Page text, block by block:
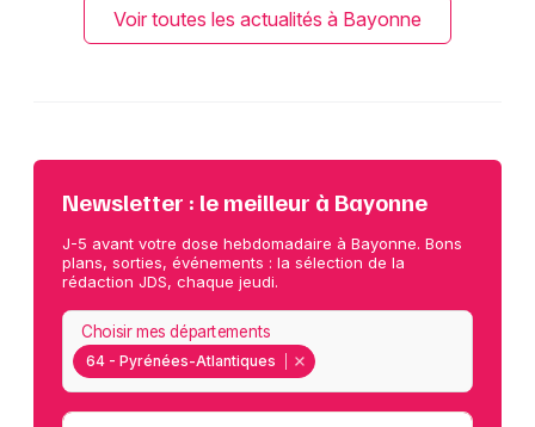
Voir toutes les actualités à Bayonne
Newsletter : le meilleur à Bayonne
J-5 avant votre dose hebdomadaire à Bayonne. Bons
plans, sorties, événements : la sélection de la
rédaction JDS, chaque jeudi.
64 - Pyrénées-Atlantiques
Choisir mes départements